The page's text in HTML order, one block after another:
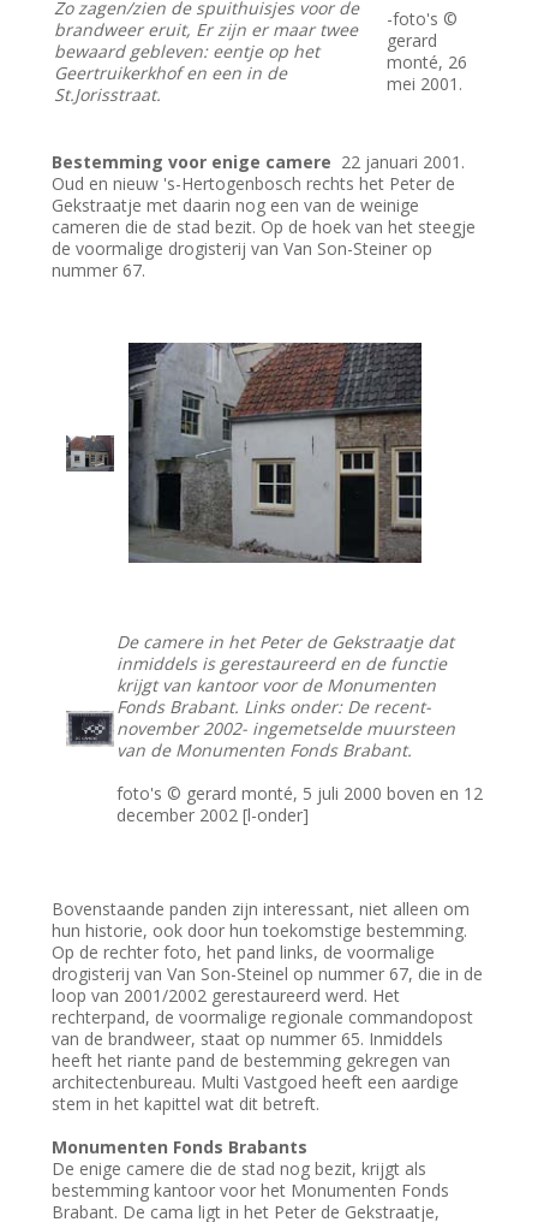
Zo zagen/zien de spuithuisjes voor de
brandweer eruit, Er zijn er maar twee
bewaard gebleven: eentje op het
Geertruikerkhof en een in de
St.Jorisstraat.
-foto's ©
gerard
monté, 26
mei 2001.
Bestemming voor enige camere 22 januari 2001.
Oud en nieuw 's-Hertogenbosch rechts het Peter de
Gekstraatje met daarin nog een van de weinige
cameren die de stad bezit. Op de hoek van het steegje
de voormalige drogisterij van Van Son-Steiner op
nummer 67.
De camere in het Peter de Gekstraatje dat
inmiddels is gerestaureerd en de functie
krijgt van kantoor voor de Monumenten
Fonds Brabant. Links onder: De recent-
november 2002- ingemetselde muursteen
van de Monumenten Fonds Brabant.
foto's © gerard monté, 5 juli 2000 boven en 12
december 2002 [l-onder]
Bovenstaande panden zijn interessant, niet alleen om
hun historie, ook door hun toekomstige bestemming.
Op de rechter foto, het pand links, de voormalige
drogisterij van Van Son-Steinel op nummer 67, die in de
loop van 2001/2002 gerestaureerd werd. Het
rechterpand, de voormalige regionale commandopost
van de brandweer, staat op nummer 65. Inmiddels
heeft het riante pand de bestemming gekregen van
architectenbureau. Multi Vastgoed heeft een aardige
stem in het kapittel wat dit betreft.
Monumenten Fonds Brabants
De enige camere die de stad nog bezit, krijgt als
bestemming kantoor voor het Monumenten Fonds
Brabant. De cama ligt in het Peter de Gekstraatje,